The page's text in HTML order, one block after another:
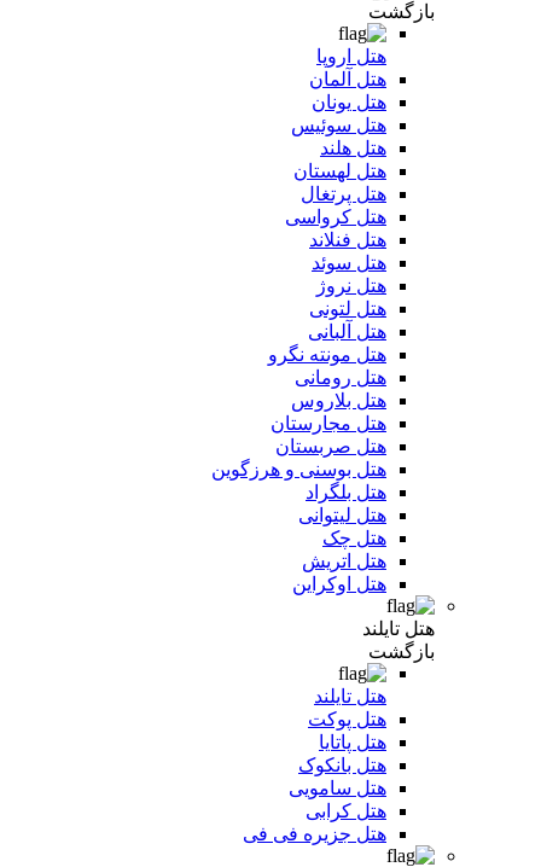
بازگشت
هتل اروپا
هتل آلمان
هتل یونان
هتل سوئیس
هتل هلند
هتل لهستان
هتل پرتغال
هتل کرواسی
هتل فنلاند
هتل سوئد
هتل نروژ
هتل لتونی
هتل آلبانی
هتل مونته نگرو
هتل رومانی
هتل بلاروس
هتل مجارستان
هتل صربستان
هتل بوسنی و هرزگوین
هتل بلگراد
هتل لیتوانی
هتل چک
هتل اتریش
هتل اوکراین
هتل تایلند
بازگشت
هتل تایلند
هتل پوکت
هتل پاتایا
هتل بانکوک
هتل سامویی
هتل کرابی
هتل جزیره فی فی